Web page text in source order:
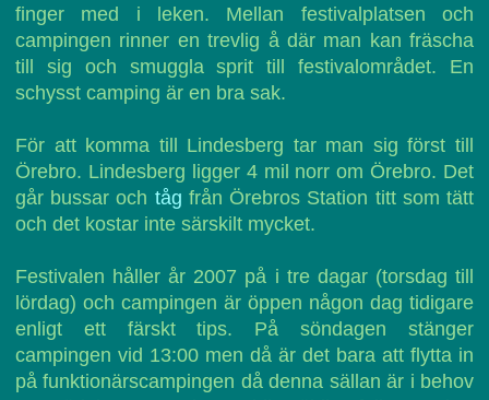
finger med i leken. Mellan festivalplatsen och
campingen rinner en trevlig å där man kan fräscha
till sig och smuggla sprit till festivalområdet. En
schysst camping är en bra sak.
För att komma till Lindesberg tar man sig först till
Örebro. Lindesberg ligger 4 mil norr om Örebro. Det
går bussar och tåg från Örebros Station titt som tätt
och det kostar inte särskilt mycket.
Festivalen håller år 2007 på i tre dagar (torsdag till
lördag) och campingen är öppen någon dag tidigare
enligt ett färskt tips. På söndagen stänger
campingen vid 13:00 men då är det bara att flytta in
på funktionärscampingen då denna sällan är i behov